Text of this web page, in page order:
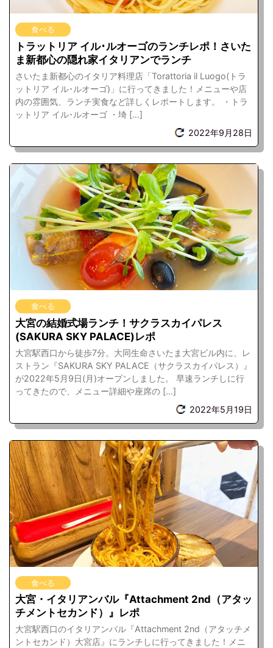
食べる
トラットリア イル･ルオーゴのランチレポ！さいた
ま新都心の隠れ家イタリアンでランチ
さいたま新都心のイタリア料理店「Torattoria il Luogo(トラ
ットリア イル･ルオーゴ)」に行ってきました！メニューや店
内の雰囲気、ランチ実食など詳しくレポートします。 ・トラ
ットリア イル･ルオーゴ ・埼 […]
2022年9月28日
食べる
大宮の結婚式場ランチ！サクラスカイパレス
(SAKURA SKY PALACE)レポ
大宮駅西口から徒歩7分。大同生命さいたま大宮ビル内に、レ
ストラン『SAKURA SKY PALACE（サクラスカイパレス）』
が2022年5月9日(月)オープンしました。 早速ランチしに行
ってきたので、メニュー詳細や座席の […]
2022年5月19日
食べる
大宮・イタリアンバル『Attachment 2nd（アタッ
チメントセカンド）』レポ
大宮駅西口のイタリアンバル『Attachment 2nd（アタッチメ
ントセカンド）大宮店』にランチしに行ってきました！メニ